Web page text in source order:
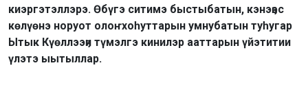
киэргэтэллэрэ. Өбүгэ ситимэ быстыбатын, кэнэҕэс
көлүөнэ норуот олоҥхоһуттарын умнубатын туһугар
Ытык Күөллээҕи түмэлгэ кинилэр ааттарын үйэтитии
үлэтэ ыытыллар.